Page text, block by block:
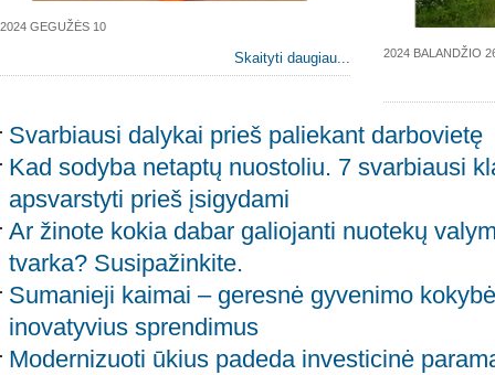
2024 GEGUŽĖS 10
Skaityti daugiau... 2024 BALANDŽIO
Svarbiausi dalykai prieš paliekant darbovietę
Kad sodyba netaptų nuostoliu. 7 svarbiausi
apsvarstyti prieš įsigydami
Ar žinote kokia dabar galiojanti nuotekų
tvarka? Susipažinkite.
Sumanieji kaimai – geresnė gyvenimo
inovatyvius sprendimus
Modernizuoti ūkius padeda investicinė